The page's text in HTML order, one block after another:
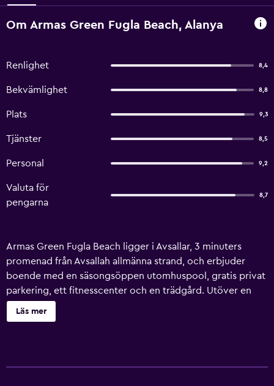
Om Armas Green Fugla Beach, Alanya
Renlighet 8,4
Bekvämlighet 8,8
Plats 9,3
Tjänster 8,5
Personal 9,2
Valuta för
pengarna
8,7
Armas Green Fugla Beach ligger i Avsallar, 3 minuters
promenad från Avsallah allmänna strand, och erbjuder
boende med en säsongsöppen utomhuspool, gratis privat
parkering, ett fitnesscenter och en trädgård. Utöver en
egen strand har boendet också en gemensam lounge och
en bar. Boendet har en 24-timmarsreception,
Läs mer